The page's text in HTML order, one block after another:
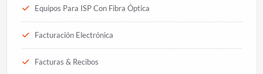
Equipos Para ISP Con Fibra Óptica
Facturación Electrónica
Facturas & Recibos